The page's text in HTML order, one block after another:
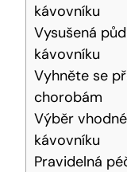
kávovníku
Vysušená
kávovníku
Vyhněte se
chorobám
Výběr
kávovníku
Pravidelná